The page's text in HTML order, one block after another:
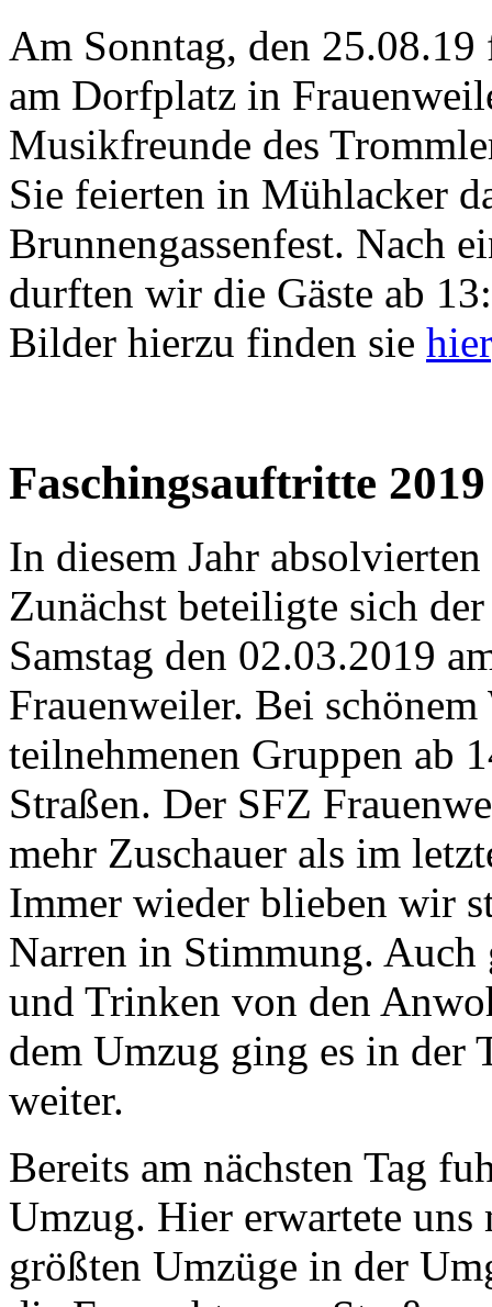
Am Sonntag, den
am Dorfplatz in
Musikfreunde des
Sie feierten in Mühlacker
Brunnengassenfest. Nach
durften wir die Gäste ab
Bilder hierzu finden sie hier
Faschingsauftritte 2019
In diesem Jahr
Zunächst beteiligte sich
Samstag den 02.03.2019
Frauenweiler. Bei
teilnehmenen Gruppen ab
Straßen. Der SFZ
mehr Zuschauer als im
Immer wieder blieben wir
Narren in Stimmung. Auch
und Trinken von den
dem Umzug ging es in der
weiter.
Bereits am nächsten Tag
Umzug. Hier erwartete
größten Umzüge in der